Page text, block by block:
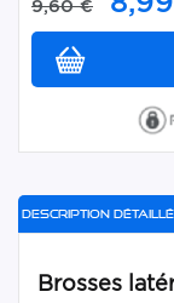
9,60 €
Description
Brosses